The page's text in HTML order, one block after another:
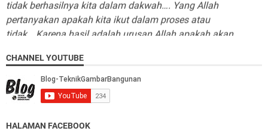
pertanyakan apakah kita ikut dalam proses atau
tidak… Karena hasil adalah urusan Allah apakah akan
memberikannya ataukah tidak…
CHANNEL YOUTUBE
HALAMAN FACEBOOK